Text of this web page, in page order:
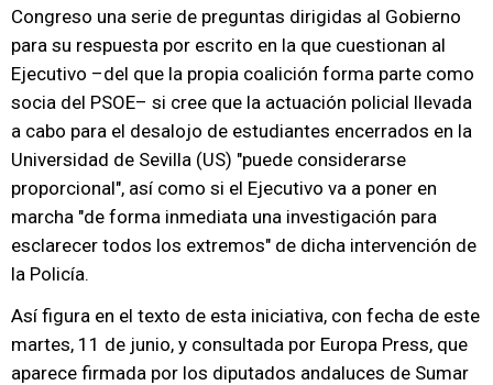
Congreso una serie de preguntas dirigidas al Gobierno
para su respuesta por escrito en la que cuestionan al
Ejecutivo –del que la propia coalición forma parte como
socia del PSOE– si cree que la actuación policial llevada
a cabo para el desalojo de estudiantes encerrados en la
Universidad de Sevilla (US) "puede considerarse
proporcional", así como si el Ejecutivo va a poner en
marcha "de forma inmediata una investigación para
esclarecer todos los extremos" de dicha intervención de
la Policía.
Así figura en el texto de esta iniciativa, con fecha de este
martes, 11 de junio, y consultada por Europa Press, que
aparece firmada por los diputados andaluces de Sumar